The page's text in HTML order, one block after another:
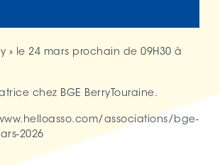
» le 24 mars prochain de 09H30 à
chez BGE BerryTouraine.
associations/bge-
2026